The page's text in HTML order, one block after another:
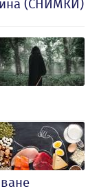
(СНИМКИ)